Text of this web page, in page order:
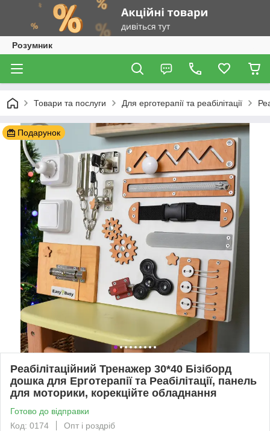
Розумник
Товари та послуги Для ерготерапії та реабілітації
Подарунок
Реабілітаційний Тренажер 30*40 Бізіборд
дошка для Ерготерапії та Реабілітації, панель
для моторики, корекційте обладнання
Готово до відправки
Код: 0174
Опт і роздріб